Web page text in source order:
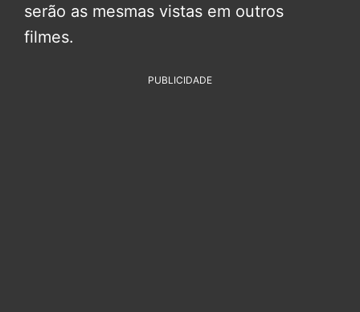
serão as mesmas vistas em outros
filmes.
PUBLICIDADE